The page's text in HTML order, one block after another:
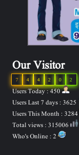
Our Visitor
2
0
2
4
4
7
Users Today : 450